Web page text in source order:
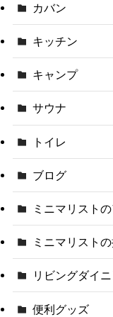
カバン
キッチン
キャンプ
サウナ
トイレ
ブログ
ミニマリスト
ミニマリスト
リビングダイ
便利グッズ